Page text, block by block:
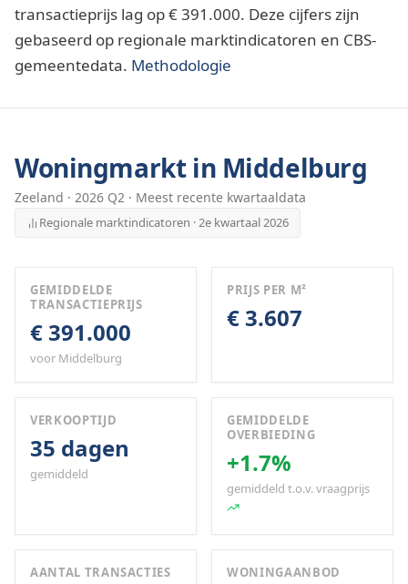
transactieprijs lag op € 391.000. Deze cijfers zijn
gebaseerd op regionale marktindicatoren en CBS-
gemeentedata. Methodologie
Woningmarkt in Middelburg
Zeeland · 2026 Q2 · Meest recente kwartaaldata
Regionale marktindicatoren · 2e kwartaal 2026
GEMIDDELDE
TRANSACTIEPRIJS
€ 391.000
voor Middelburg
PRIJS PER M²
€ 3.607
VERKOOPTIJD
35 dagen
gemiddeld
GEMIDDELDE
OVERBIEDING
+1.7%
gemiddeld t.o.v. vraagprijs
AANTAL TRANSACTIES WONINGAANBOD